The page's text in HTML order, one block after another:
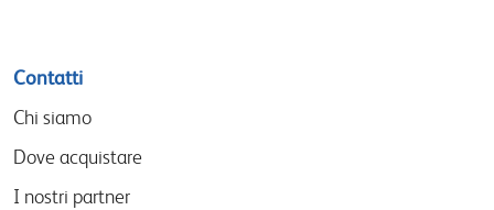
Contatti
Chi siamo
Dove acquistare
I nostri partner